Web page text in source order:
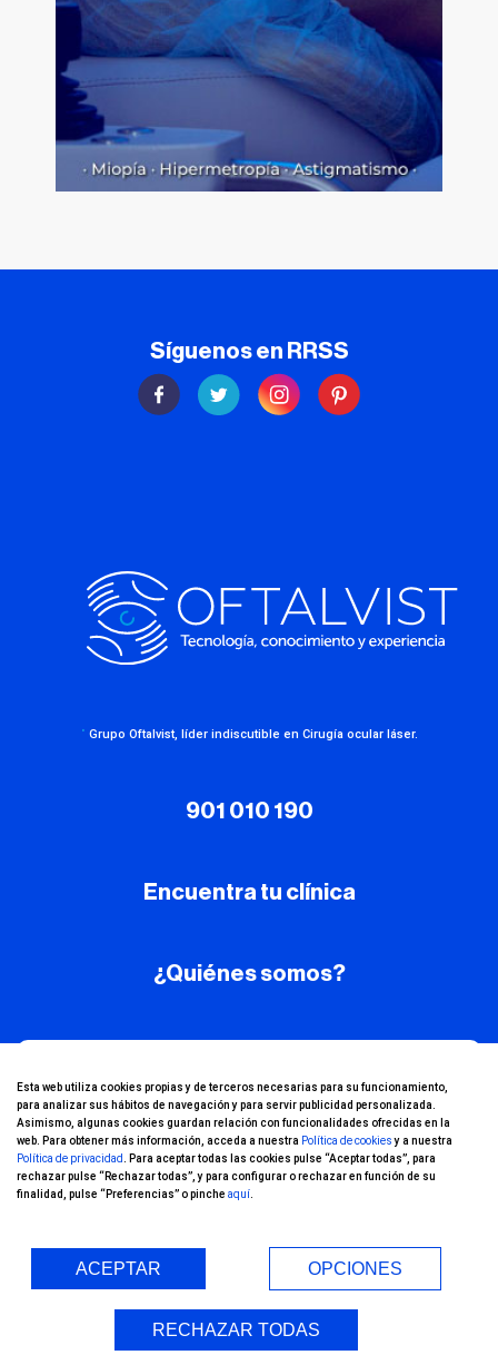
Síguenos en RRSS
· Grupo Oftalvist, líder indiscutible en Cirugía ocular láser.
901 010 190
Encuentra tu clínica
¿Quiénes somos?
¡Conoce nuestro
canal de YouTube!
Entorno Seguro (COVID-19)
Esta web utiliza cookies propias y de terceros necesarias para su funcionamiento,
para analizar sus hábitos de navegación y para servir publicidad personalizada.
Asimismo, algunas cookies guardan relación con funcionalidades ofrecidas en la
web. Para obtener más información, acceda a nuestra Política de cookiesy a nuestra
Política de privacidad
. Para aceptar todas las cookies pulse “Aceptar todas”, para
rechazar pulse “Rechazar todas”, y para configurar o rechazar en función de su
finalidad, pulse “Preferencias” o pinche aquí
ACEPTAR OPCIONES
RECHAZAR TODAS